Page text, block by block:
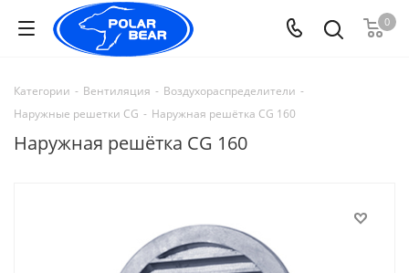
0
Категории - Вентиляция - Воздухораспределители -
Наружные решетки CG - Наружная решётка CG 160
Наружная решётка CG 160